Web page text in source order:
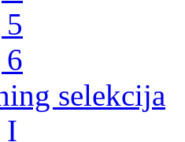
selekcija
I